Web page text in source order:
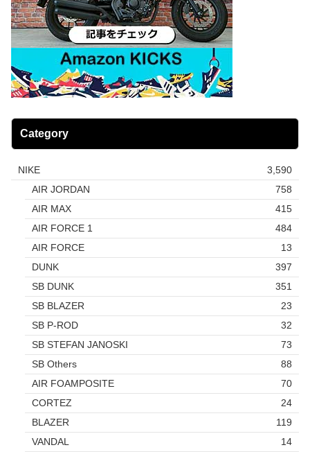
Category
NIKE
3,590
AIR JORDAN
758
AIR MAX
415
AIR FORCE 1
484
AIR FORCE
13
DUNK
397
SB DUNK
351
SB BLAZER
23
SB P-ROD
32
SB STEFAN JANOSKI
73
SB Others
88
AIR FOAMPOSITE
70
CORTEZ
24
BLAZER
119
VANDAL
14